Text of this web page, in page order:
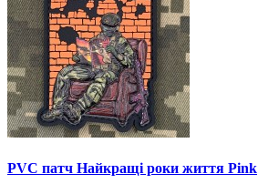
PVC патч Найкращі роки життя Pink